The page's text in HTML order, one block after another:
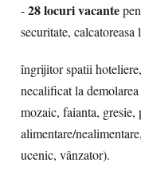
-28 locuri vacante
securitate, calcatoreasa
îngrijitor spatii
necalificat la
mozaic, faianta, gresie,
alimentare/
ucenic, vânzator).